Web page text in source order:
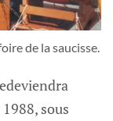
de la saucisse.
sous